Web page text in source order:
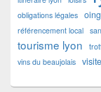
obligations légales
référencement local
tourisme lyon
vins du beaujolais